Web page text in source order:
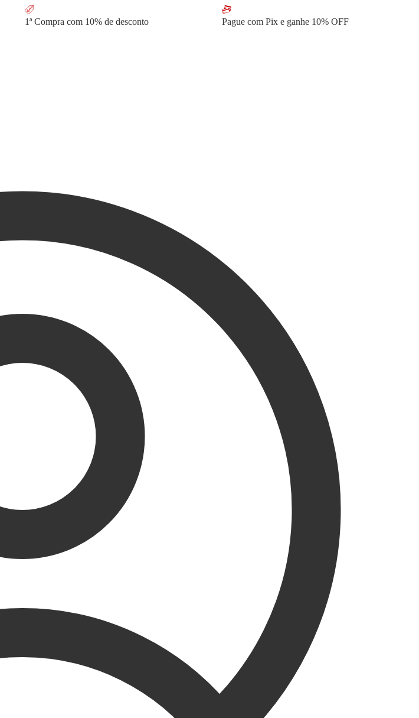
1ª Compra com 10% de desconto Pague com Pix e ganhe 10% OFF